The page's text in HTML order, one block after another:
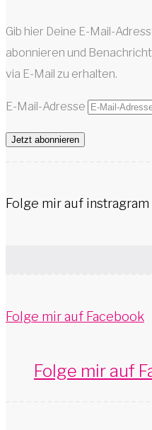
Gib hier Deine E-Mail-
abonnieren und
via E-Mail zu erhalten.
E-Mail-Adresse
Jetzt abonnieren
Folge mir auf instragram
Folge mir auf Facebook
Folge mir auf